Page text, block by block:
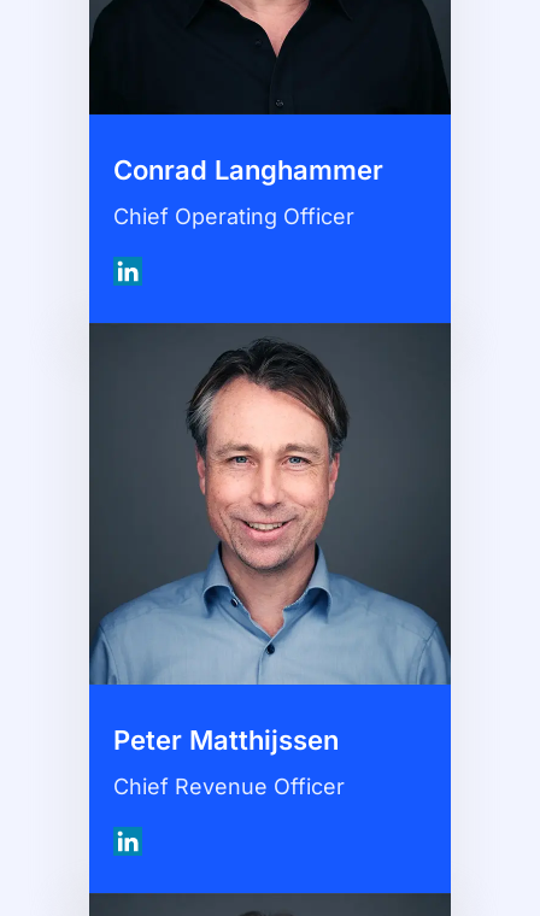
Conrad Langhammer
Chief Operating Officer
Peter Matthijssen
Chief Revenue Officer